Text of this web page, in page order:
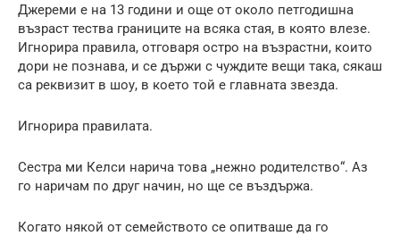
Джереми е на 13 години и още от около петгодишна
възраст тества границите на всяка стая, в която влезе.
Игнорира правила, отговаря остро на възрастни, които
дори не познава, и се държи с чуждите вещи така, сякаш
са реквизит в шоу, в което той е главната звезда.
Игнорира правилата.
Сестра ми Келси нарича това „нежно родителство“. Аз
го наричам по друг начин, но ще се въздържа.
Когато някой от семейството се опитваше да го